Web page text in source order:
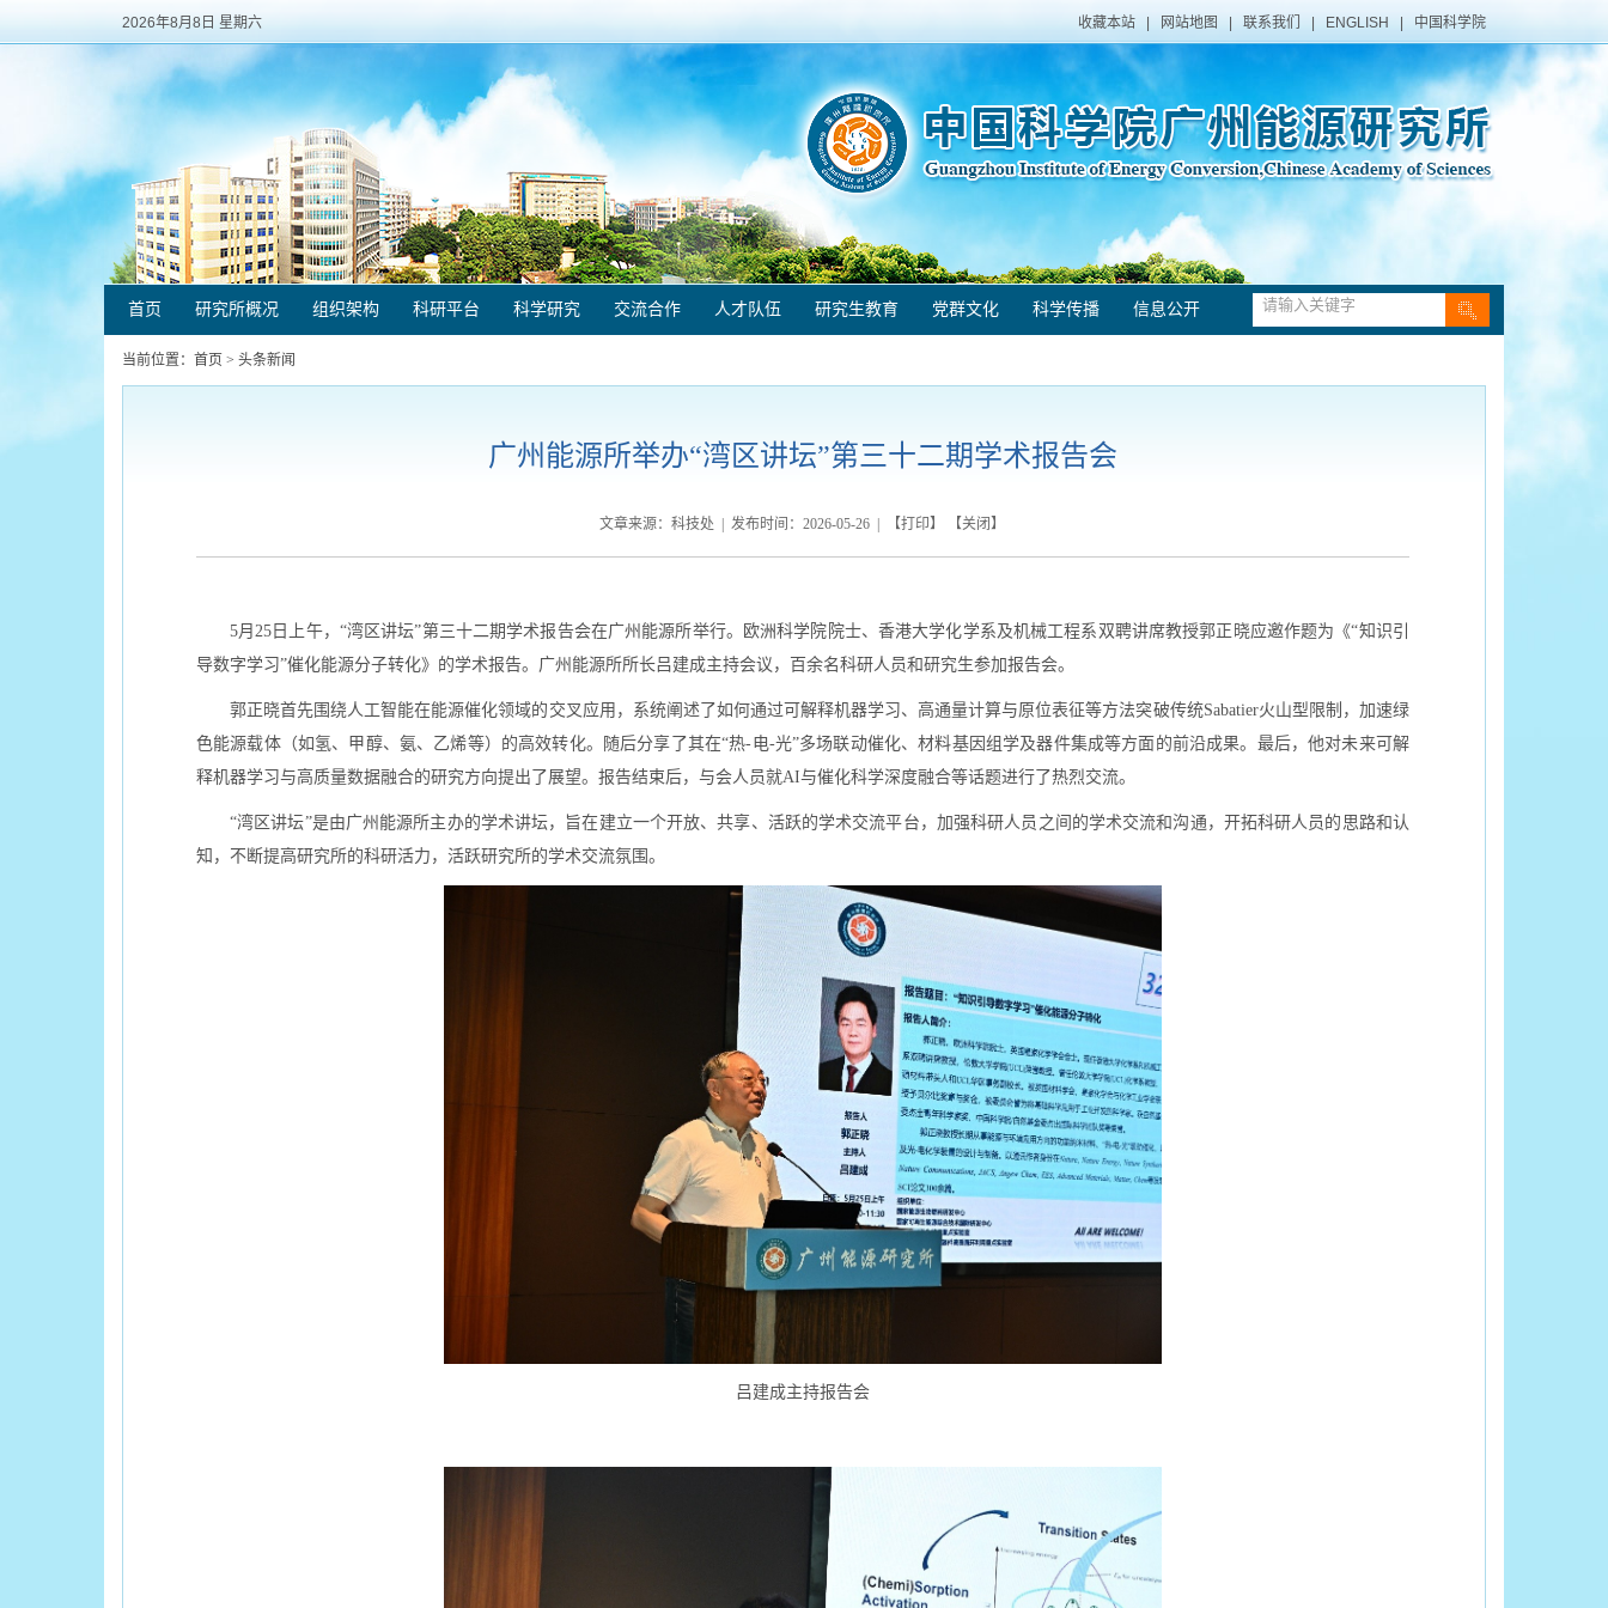
2026年8月8日 星期六 收藏本站 网站地图 联系我们 ENGLISH 中国科学院
首页 研究所概况 组织架构 科研平台 科学研究 交流合作 人才队伍 研究生教育 党群文化 科学传播 信息公开
当前位置： 首页 > 头条新闻
广州能源所举办“湾区讲坛”第三十二期学术报告会
文章来源：科技处 | 发布时间：2026-05-26 | 【打印】 【关闭 】
5月25日上午，“湾区讲坛”第三十二期学术报告会在广州能源所举行。欧洲科学院院士、香港大学化学系及机械工程系双聘讲席教授郭正晓应邀作题为《“知识引
导数字学习”催化能源分子转化》的学术报告。广州能源所所长吕建成主持会议，百余名科研人员和研究生参加报告会。
郭正晓首先围绕人工智能在能源催化领域的交叉应用，系统阐述了如何通过可解释机器学习、高通量计算与原位表征等方法突破传统Sabatier火山型限制，加速绿
色能源载体（如氢、甲醇、氨、乙烯等）的高效转化。随后分享了其在“热-电-光”多场联动催化、材料基因组学及器件集成等方面的前沿成果。最后，他对未来可解
释机器学习与高质量数据融合的研究方向提出了展望。报告结束后，与会人员就AI与催化科学深度融合等话题进行了热烈交流。
“湾区讲坛”是由广州能源所主办的学术讲坛，旨在建立一个开放、共享、活跃的学术交流平台，加强科研人员之间的学术交流和沟通，开拓科研人员的思路和认
知，不断提高研究所的科研活力，活跃研究所的学术交流氛围。
吕建成主持报告会